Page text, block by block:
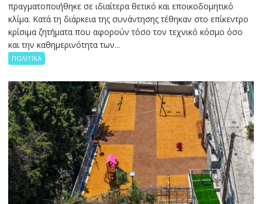
πραγματοποιήθηκε σε ιδιαίτερα θετικό και εποικοδομητικό
κλίμα. Κατά τη διάρκεια της συνάντησης τέθηκαν στο επίκεντρο
κρίσιμα ζητήματα που αφορούν τόσο τον τεχνικό κόσμο όσο
και την καθημερινότητα των...
ΠΟΛΙΤΙΚΑ